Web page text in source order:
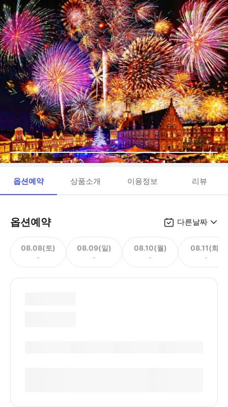
옵션예약 상품소개 이용정보 리뷰
옵션예약 다른날짜
08.08(토)
-
08.09(일)
-
08.10(월)
-
08.11(화)
-